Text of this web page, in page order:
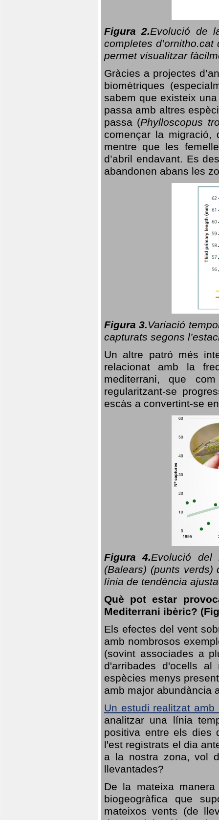
Figura 2.Evolució de
completes
permet visualitzar
Gràcies a projectes
biomètriques
sabem que existeix
passa amb altres
passa (Phylloscopus
començar la migració,
mentre que les
d’abril endavant. Es
abandonen abans les
Figura 3.Variació
capturats segons
Un altre patró més
relacionat amb la
mediterrani, que
regularitzant-se
escàs a convertint-se
Figura 4.Evolució del
(Balears) (punts
línia de tendència
Què pot estar
Mediterrani ibèric?
Els efectes del vent
amb nombrosos
(sovint associades a
d'arribades d'ocells
espècies menys
amb major abundància
Un estudi realitzat amb
analitzar una línia
positiva entre els dies
l'est registrats el dia
a la nostra zona, vol
llevantades?
De la mateixa
biogeogràfica que
mateixos vents (de